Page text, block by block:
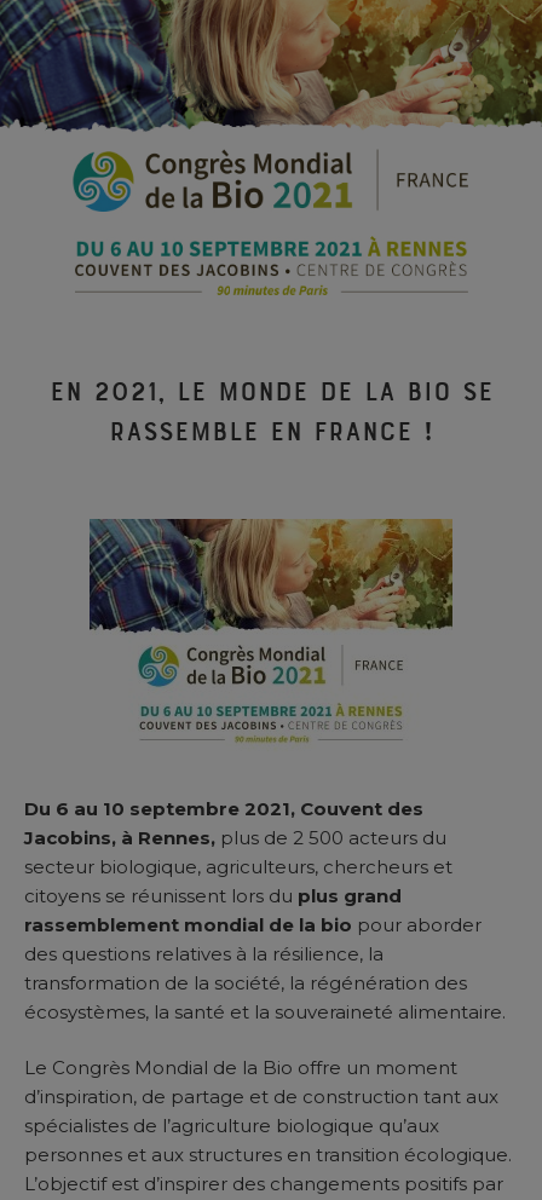
En 2021, le monde de la bio se
rassemble en France !
Du 6 au 10 septembre 2021, Couvent des
Jacobins, à Rennes, plus de 2 500 acteurs du
secteur biologique, agriculteurs, chercheurs et
citoyens se réunissent lors du plus grand
rassemblement mondial de la bio pour aborder
des questions relatives à la résilience, la
transformation de la société, la régénération des
écosystèmes, la santé et la souveraineté alimentaire.
Le Congrès Mondial de la Bio offre un moment
d’inspiration, de partage et de construction tant aux
spécialistes de l’agriculture biologique qu’aux
personnes et aux structures en transition écologique.
L’objectif est d’inspirer des changements positifs par